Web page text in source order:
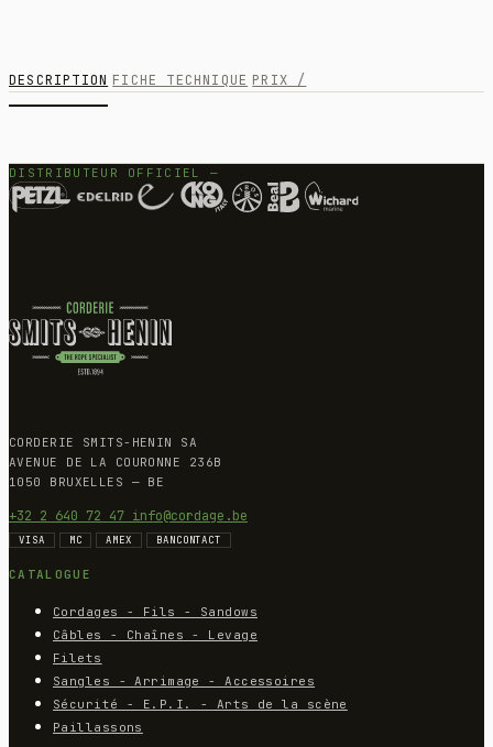
DESCRIPTION FICHE TECHNIQUE PRIX /
DISTRIBUTEUR OFFICIEL —
CORDERIE SMITS-HENIN SA
AVENUE DE LA COURONNE 236B
1050 BRUXELLES — BE
+32 2 640 72 47 info@cordage.be
VISA MC AMEX BANCONTACT
CATALOGUE
Cordages - Fils - Sandows
Câbles - Chaînes - Levage
Filets
Sangles - Arrimage - Accessoires
Sécurité - E.P.I. - Arts de la scène
Paillassons